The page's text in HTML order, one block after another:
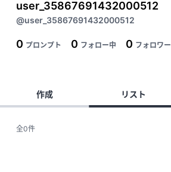
user_35867691432000512
@user_35867691432000512
0 プロンプト 0 フォロー中 0 フォロワー
作成 リスト
全0件